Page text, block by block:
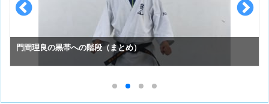
門間理良の黒帯への階段（まとめ）